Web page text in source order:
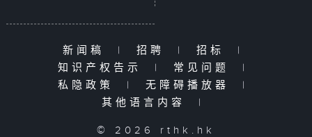
新闻稿 | 招聘 | 招标
|
知识产权告示
| 常见问题
|
私隐政策
| 无障碍播放器
|
其他语言内容
|
© 2026 rthk.hk